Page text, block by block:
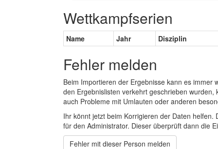
Wettkampfserien
Name Jahr Disziplin
Fehler melden
Beim Importieren der Ergebnisse kann es
den Ergebnislisten verkehrt geschrieben
auch Probleme mit Umlauten oder anderen
Ihr könnt jetzt beim Korrigieren der Daten
für den Administrator. Dieser überprüft dann die
Fehler mit dieser Person melden